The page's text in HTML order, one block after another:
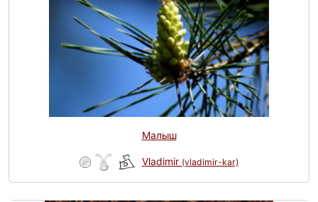
Малыш
Vladimir (vladimir-kar)